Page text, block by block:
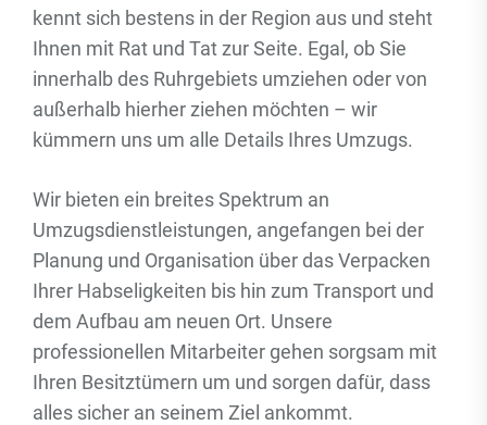
kennt sich bestens in der Region aus und steht
Ihnen mit Rat und Tat zur Seite. Egal, ob Sie
innerhalb des Ruhrgebiets umziehen oder von
außerhalb hierher ziehen möchten – wir
kümmern uns um alle Details Ihres Umzugs.
Wir bieten ein breites Spektrum an
Umzugsdienstleistungen, angefangen bei der
Planung und Organisation über das Verpacken
Ihrer Habseligkeiten bis hin zum Transport und
dem Aufbau am neuen Ort. Unsere
professionellen Mitarbeiter gehen sorgsam mit
Ihren Besitztümern um und sorgen dafür, dass
alles sicher an seinem Ziel ankommt.